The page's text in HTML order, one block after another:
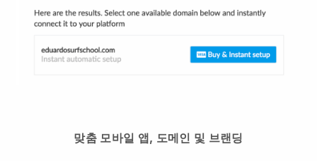
맞춤 모바일 앱, 도메인 및 브랜딩